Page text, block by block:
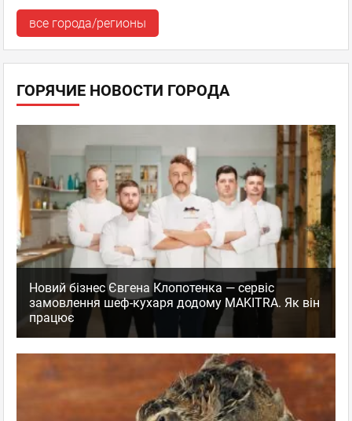
все города/регионы
ГОРЯЧИЕ НОВОСТИ ГОРОДА
Новий бізнес Євгена Клопотенка — сервіс
замовлення шеф-кухаря додому MAKITRA. Як він
працює